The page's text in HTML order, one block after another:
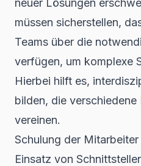
neuer Lösungen
müssen sicherstellen,
Teams über die
verfügen, um komplexe
Hierbei hilft es,
bilden, die
vereinen.
Schulung der
Einsatz von